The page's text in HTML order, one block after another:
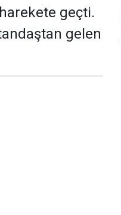
geçti.
gelen